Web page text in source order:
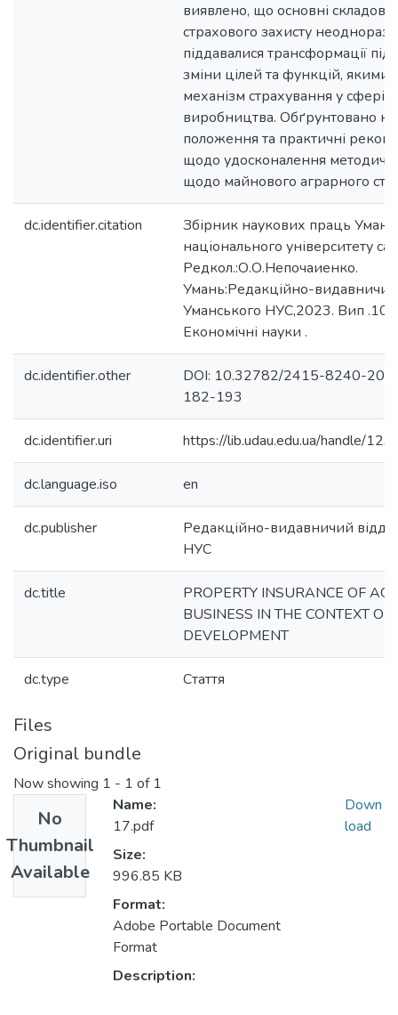
виявлено, що основні складові
страхового захисту
піддавалися трансформації
зміни цілей та функцій, якими
механізм страхування у сфері
виробництва. Обґрунтовано
положення та практичні
щодо удосконалення
щодо майнового аграрного
dc.identifier.citation
Збірник наукових праць
національного університету
Редкол.:О.О.Непочаиенко.
Умань:Редакційно-видавничий
Уманського НУС,2023. Вип .102
Економічні науки .
dc.identifier.other
DOI: 10.32782/2415-8240-
182-193
dc.identifier.uri https://lib.udau.edu.ua/handle/
dc.language.iso en
dc.publisher
Редакційно-видавничий
НУС
dc.title
PROPERTY INSURANCE OF
BUSINESS IN THE CONTEXT OF
DEVELOPMENT
dc.type Стаття
Files
Original bundle
Now showing 1 - 1 of 1
No
Thumbnail
Available
Name:
17.pdf
Size:
996.85 KB
Format:
Adobe Portable Document
Format
Description:
Down
load